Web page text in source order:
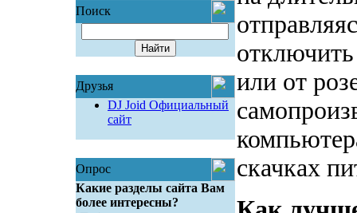
Поиск
Друзья
DJ Joid Официальный
сайт
Опрос
Какие разделы сайта Вам
более интересны?
или от
скачках